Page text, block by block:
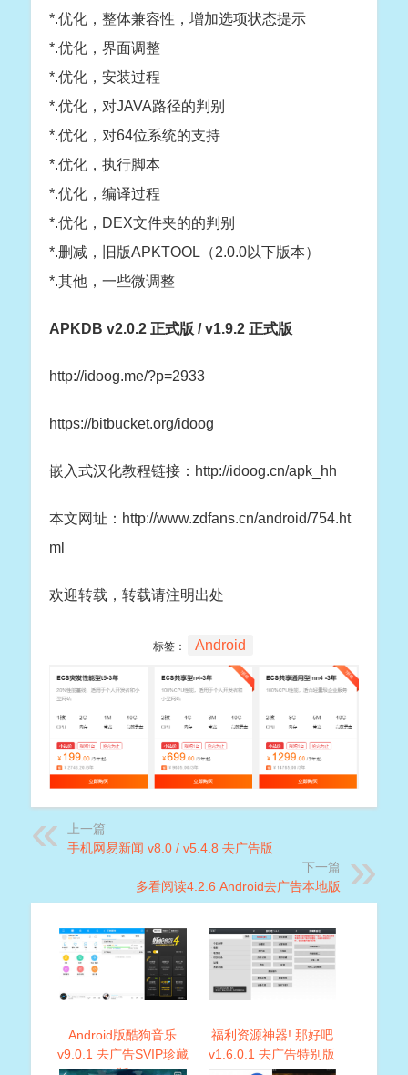
*.优化，整体兼容性，增加选项状态提示
*.优化，界面调整
*.优化，安装过程
*.优化，对JAVA路径的判别
*.优化，对64位系统的支持
*.优化，执行脚本
*.优化，编译过程
*.优化，DEX文件夹的的判别
*.删减，旧版APKTOOL（2.0.0以下版本）
*.其他，一些微调整
APKDB v2.0.2 正式版 / v1.9.2 正式版
http://idoog.me/?p=2933
https://bitbucket.org/idoog
嵌入式汉化教程链接：http://idoog.cn/apk_hh
本文网址：http://www.zdfans.cn/android/754.ht
ml
欢迎转载，转载请注明出处
标签： Android
上一篇
手机网易新闻 v8.0 / v5.4.8 去广告版
下一篇
多看阅读4.2.6 Android去广告本地版
Android版酷狗音乐
v9.0.1 去广告SVIP珍藏
福利资源神器! 那好吧
v1.6.0.1 去广告特别版